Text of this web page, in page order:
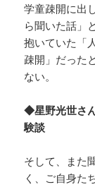
学童疎開に出
ら聞いた話」
抱いていた「
疎開」だった
ない。
◆星野光世さ
験談
そして、また
く、ご自身た